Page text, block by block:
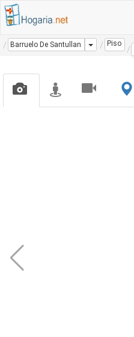
Barruelo De Santullan Dropdown
Piso